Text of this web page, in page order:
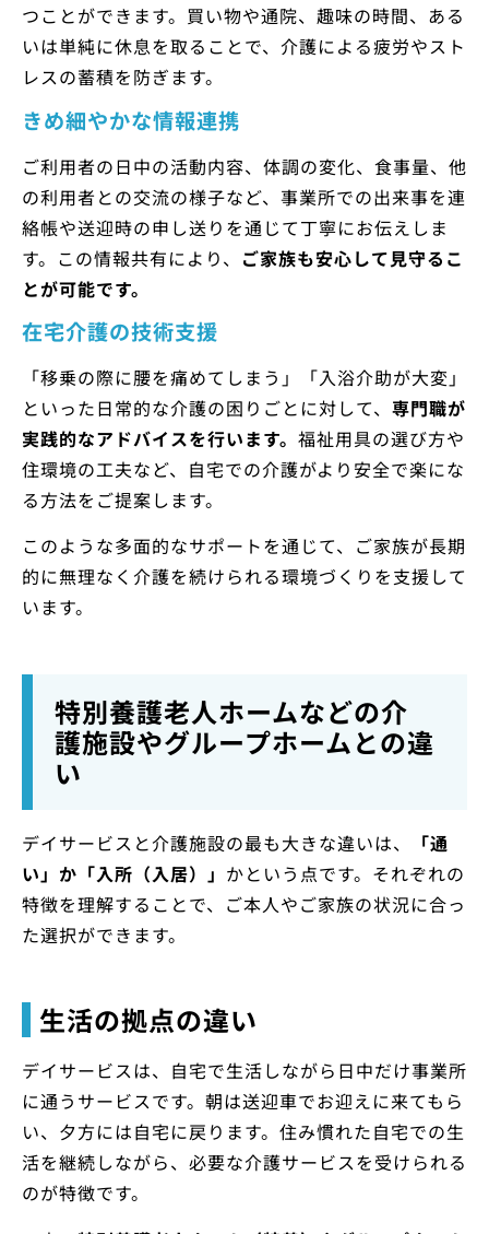
つことができます。買い物や通院、趣味の時間、ある
いは単純に休息を取ることで、介護による疲労やスト
レスの蓄積を防ぎます。
きめ細やかな情報連携
ご利用者の日中の活動内容、体調の変化、食事量、他
の利用者との交流の様子など、事業所での出来事を連
絡帳や送迎時の申し送りを通じて丁寧にお伝えしま
す。この情報共有により、 ご家族も安心して見守るこ
とが可能です。
在宅介護の技術支援
「移乗の際に腰を痛めてしまう」「入浴介助が大変」
といった日常的な介護の困りごとに対して、 専門職が
実践的なアドバイスを行います。 福祉用具の選び方や
住環境の工夫など、自宅での介護がより安全で楽にな
る方法をご提案します。
このような多面的なサポートを通じて、ご家族が長期
的に無理なく介護を続けられる環境づくりを支援して
います。
特別養護老人ホームなどの介
護施設やグループホームとの違
い
デイサービスと介護施設の最も大きな違いは、
「通
い」か「入所（入居）」 かという点です。それぞれの
特徴を理解することで、ご本人やご家族の状況に合っ
た選択ができます。
生活の拠点の違い
デイサービスは、自宅で生活しながら日中だけ事業所
に通うサービスです。朝は送迎車でお迎えに来てもら
い、夕方には自宅に戻ります。住み慣れた自宅での生
活を継続しながら、必要な介護サービスを受けられる
のが特徴です。